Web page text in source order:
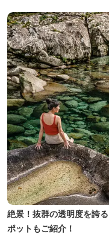
絶景！抜群の透明度を誇
ポットもご紹介！